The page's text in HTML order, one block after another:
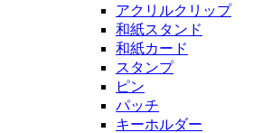
アクリルクリップ
和紙スタンド
和紙カード
スタンプ
ピン
パッチ
キーホルダー